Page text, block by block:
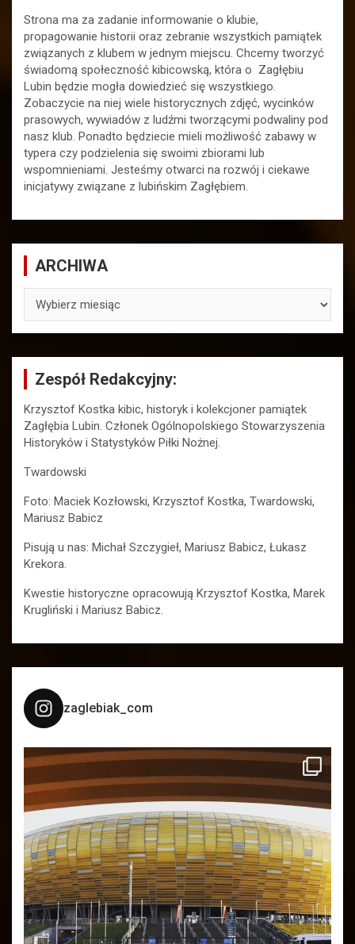
Strona ma za zadanie informowanie o klubie,
propagowanie historii oraz zebranie wszystkich pamiątek
związanych z klubem w jednym miejscu. Chcemy tworzyć
świadomą społeczność kibicowską, która o Zagłębiu
Lubin będzie mogła dowiedzieć się wszystkiego.
Zobaczycie na niej wiele historycznych zdjęć, wycinków
prasowych, wywiadów z ludźmi tworzącymi podwaliny pod
nasz klub. Ponadto będziecie mieli możliwość zabawy w
typera czy podzielenia się swoimi zbiorami lub
wspomnieniami. Jesteśmy otwarci na rozwój i ciekawe
inicjatywy związane z lubińskim Zagłębiem.
ARCHIWA
Zespół Redakcyjny:
Krzysztof Kostka kibic, historyk i kolekcjoner pamiątek
Zagłębia Lubin. Członek Ogólnopolskiego Stowarzyszenia
Historyków i Statystyków Piłki Nożnej.
Twardowski
Foto: Maciek Kozłowski, Krzysztof Kostka, Twardowski,
Mariusz Babicz
Pisują u nas: Michał Szczygieł, Mariusz Babicz, Łukasz
Krekora.
Kwestie historyczne opracowują Krzysztof Kostka, Marek
Krugliński i Mariusz Babicz.
zaglebiak_com